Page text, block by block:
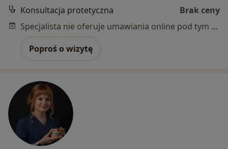
Konsultacja protetyczna
Brak ceny
Specjalista nie oferuje umawiania online pod tym adresem.
Poproś o wizytę